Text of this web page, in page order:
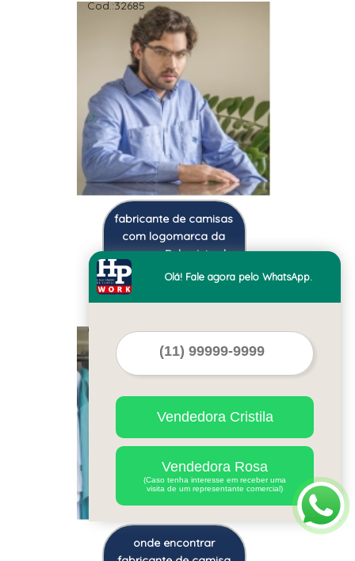
Cod.:32685
fabricante de camisas
com logomarca da
empresa Bela vista do
Toldo
Cod.: 32686
onde encontrar
Olá! Fale agora pelo WhatsApp.
Vendedora Cristila
Vendedora Rosa
(Caso tenha interesse em receber uma
visita de um representante comercial)